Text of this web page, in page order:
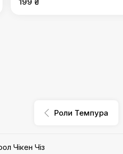
Роли Темпура
Чікен Чіз